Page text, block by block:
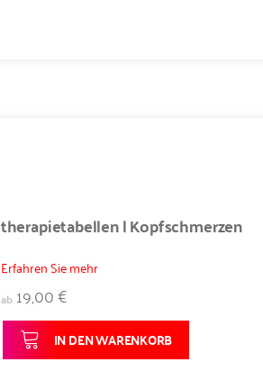
therapietabellen | Kopfschmerzen
Erfahren Sie mehr
ab 19,00 €
IN DEN WARENKORB